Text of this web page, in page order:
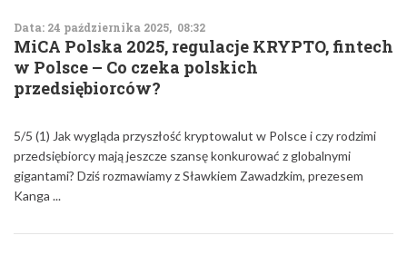
Data: 24 października 2025, 08:32
MiCA Polska 2025, regulacje KRYPTO, fintech
w Polsce – Co czeka polskich
przedsiębiorców?
5/5 (1) Jak wygląda przyszłość kryptowalut w Polsce i czy rodzimi
przedsiębiorcy mają jeszcze szansę konkurować z globalnymi
gigantami? Dziś rozmawiamy z Sławkiem Zawadzkim, prezesem
Kanga ...